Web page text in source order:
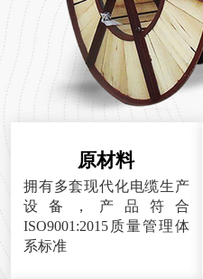
原材料
拥有多套现代化电缆生产
设备，产品符合
ISO9001:2015质量管理体
系标准